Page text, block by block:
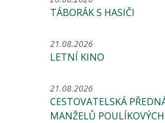
TÁBORÁK S HASIČI
21.08.2026
LETNÍ KINO
21.08.2026
CESTOVATELSKÁ
MANŽELŮ